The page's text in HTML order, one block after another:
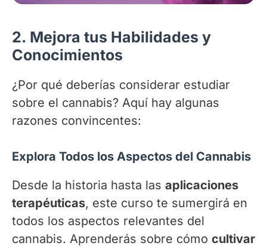
2. Mejora tus Habilidades y
Conocimientos
¿Por qué deberías considerar estudiar
sobre el cannabis? Aquí hay algunas
razones convincentes:
Explora Todos los Aspectos del Cannabis
Desde la historia hasta las aplicaciones
terapéuticas, este curso te sumergirá en
todos los aspectos relevantes del
cannabis. Aprenderás sobre cómo cultivar